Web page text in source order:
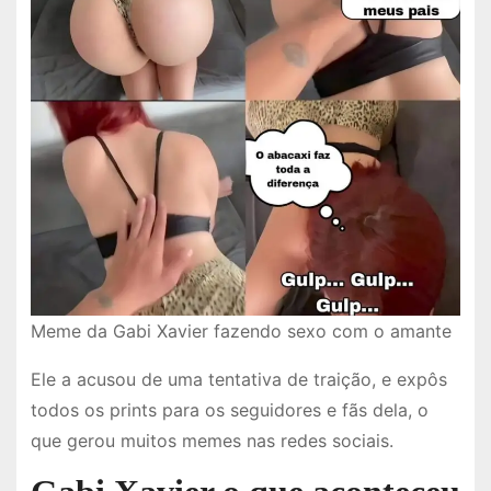
Meme da Gabi Xavier fazendo sexo com o amante
Ele a acusou de uma tentativa de traição, e expôs
todos os prints para os seguidores e fãs dela, o
que gerou muitos memes nas redes sociais.